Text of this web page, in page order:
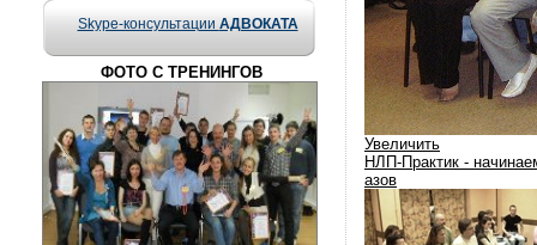
Skype-консультации АДВОКАТА
ФОТО С ТРЕНИНГОВ
Увеличить
НЛП-Практик -
азов